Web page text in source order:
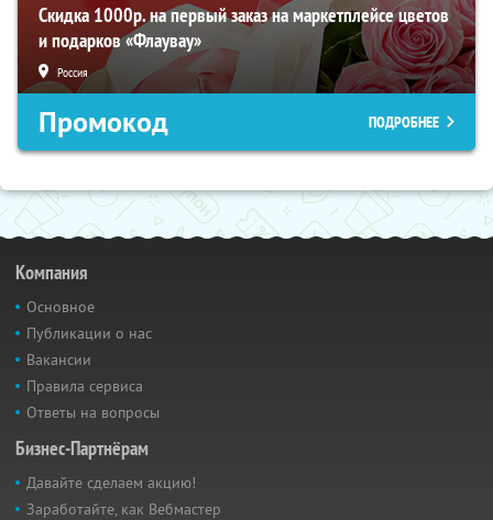
Скидка 1000р. на первый заказ на маркетплейсе цветов
и подарков «Флаувау»
Россия
Промокод ПОДРОБНЕЕ
Компания
Основное
Публикации о нас
Вакансии
Правила сервиса
Ответы на вопросы
Бизнес-Партнёрам
Давайте сделаем акцию!
Заработайте, как Вебмастер